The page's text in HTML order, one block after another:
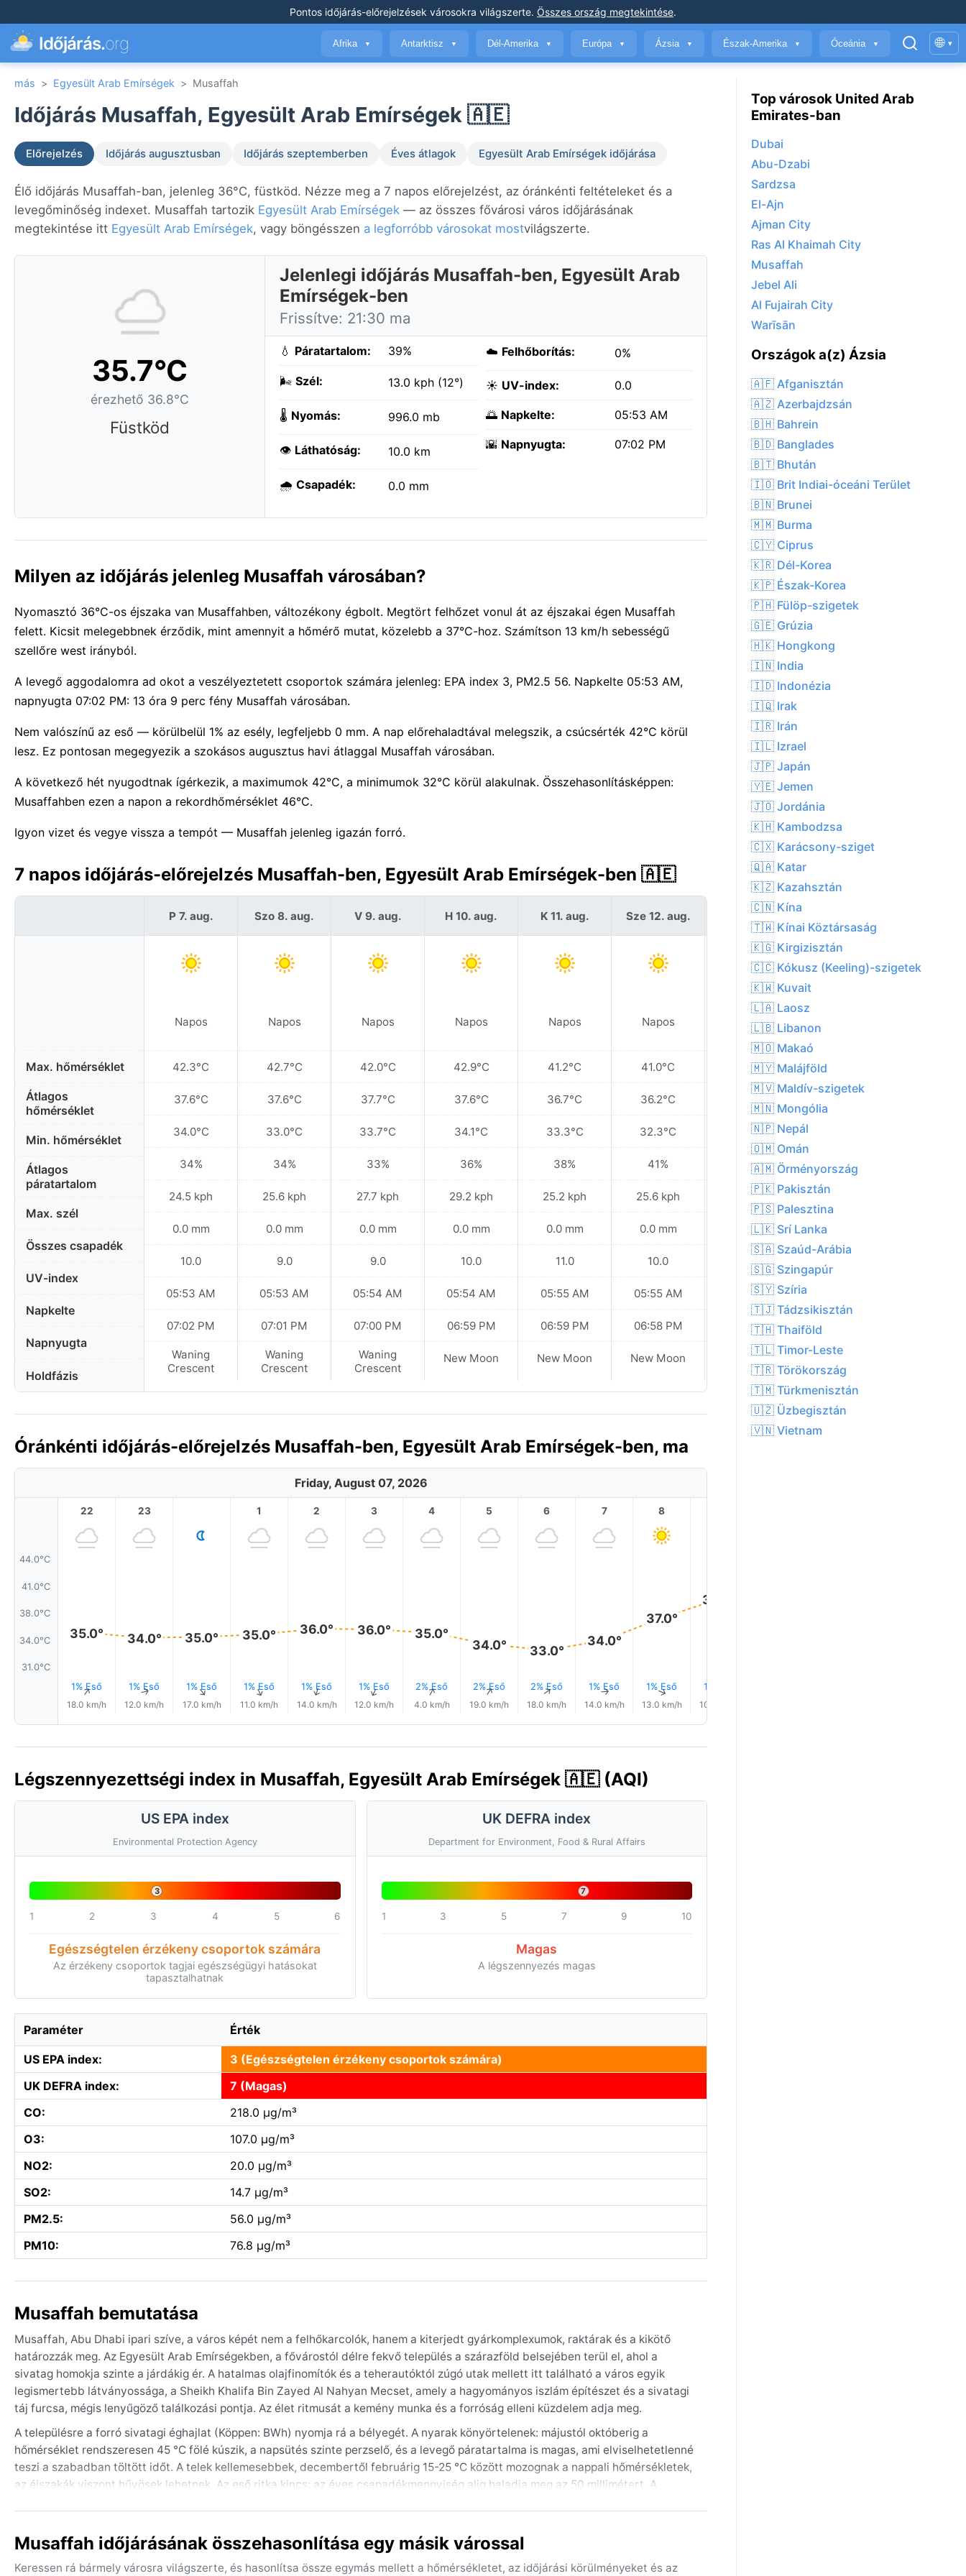
Pontos időjárás-előrejelzések városokra világszerte. Összes ország megtekintése.
Időjárás.org Afrika ▼ Antarktisz ▼ Dél-Amerika ▼ Európa ▼ Ázsia ▼ Észak-Amerika ▼ Óceánia ▼ 🌐 ▾
más > Egyesült Arab Emírségek > Musaffah
Időjárás Musaffah, Egyesült Arab Emírségek 🇦🇪
Előrejelzés Időjárás augusztusban Időjárás szeptemberben Éves átlagok Egyesült Arab Emírségek időjárása
Élő időjárás Musaffah-ban, jelenleg 36°C, füstköd. Nézze meg a 7 napos előrejelzést, az óránkénti feltételeket és a
levegőminőség indexet. Musaffah tartozik Egyesült Arab Emírségek — az összes fővárosi város időjárásának
megtekintése itt Egyesült Arab Emírségek, vagy böngésszen a legforróbb városokat mostvilágszerte.
35.7°C
érezhető 36.8°C
Füstköd
Jelenlegi időjárás Musaffah-ben, Egyesült Arab
Emírségek-ben
Frissítve: 21:30 ma
💧 Páratartalom: 39%
🌬️ Szél: 13.0 kph (12°)
🌡️ Nyomás: 996.0 mb
👁️ Láthatóság: 10.0 km
🌧️ Csapadék: 0.0 mm
☁️ Felhőborítás: 0%
☀️ UV-index: 0.0
🌅 Napkelte: 05:53 AM
🌇 Napnyugta: 07:02 PM
Milyen az időjárás jelenleg Musaffah városában?
Nyomasztó 36°C-os éjszaka van Musaffahben, változékony égbolt. Megtört felhőzet vonul át az éjszakai égen Musaffah
felett. Kicsit melegebbnek érződik, mint amennyit a hőmérő mutat, közelebb a 37°C-hoz. Számítson 13 km/h sebességű
szellőre west irányból.
A levegő aggodalomra ad okot a veszélyeztetett csoportok számára jelenleg: EPA index 3, PM2.5 56. Napkelte 05:53 AM,
napnyugta 07:02 PM: 13 óra 9 perc fény Musaffah városában.
Nem valószínű az eső — körülbelül 1% az esély, legfeljebb 0 mm. A nap előrehaladtával melegszik, a csúcsérték 42°C körül
lesz. Ez pontosan megegyezik a szokásos augusztus havi átlaggal Musaffah városában.
A következő hét nyugodtnak ígérkezik, a maximumok 42°C, a minimumok 32°C körül alakulnak. Összehasonlításképpen:
Musaffahben ezen a napon a rekordhőmérséklet 46°C.
Igyon vizet és vegye vissza a tempót — Musaffah jelenleg igazán forró.
7 napos időjárás-előrejelzés Musaffah-ben, Egyesült Arab Emírségek-ben 🇦🇪
Max. hőmérséklet
Átlagos
hőmérséklet
Min. hőmérséklet
Átlagos
páratartalom
Max. szél
Összes csapadék
UV-index
Napkelte
Napnyugta
Holdfázis
P 7. aug.
Napos
42.3°C
37.6°C
34.0°C
34%
24.5 kph
0.0 mm
10.0
05:53 AM
07:02 PM
Waning
Crescent
Szo 8. aug.
Napos
42.7°C
37.6°C
33.0°C
34%
25.6 kph
0.0 mm
9.0
05:53 AM
07:01 PM
Waning
Crescent
V 9. aug.
Napos
42.0°C
37.7°C
33.7°C
33%
27.7 kph
0.0 mm
9.0
05:54 AM
07:00 PM
Waning
Crescent
H 10. aug.
Napos
42.9°C
37.6°C
34.1°C
36%
29.2 kph
0.0 mm
10.0
05:54 AM
06:59 PM
New Moon
K 11. aug.
Napos
41.2°C
36.7°C
33.3°C
38%
25.2 kph
0.0 mm
11.0
05:55 AM
06:59 PM
New Moon
Sze 12. aug.
Napos
41.0°C
36.2°C
32.3°C
41%
25.6 kph
0.0 mm
10.0
05:55 AM
06:58 PM
New Moon
Cs 13. aug.
Napos
44.6°C
32.3°C
36%
25.6 kph
0.0 mm
10.0
05:55 AM
06:57 PM
New Moon
Óránkénti időjárás-előrejelzés Musaffah-ben, Egyesült Arab Emírségek-ben, ma
Friday, August 07, 2026
44.0°C
41.0°C
38.0°C
34.0°C
31.0°C
22
35.0°
1% Eső
↑
18.0 km/h
23
34.0°
1% Eső
↑
12.0 km/h
35.0°
1% Eső
↑
17.0 km/h
1
35.0°
1% Eső
↑
11.0 km/h
2
36.0°
1% Eső
↑
14.0 km/h
3
36.0°
1% Eső
↑
12.0 km/h
4
35.0°
2% Eső
↑
4.0 km/h
5
34.0°
2% Eső
↑
19.0 km/h
6
33.0°
2% Eső
↑
18.0 km/h
7
34.0°
1% Eső
↑
14.0 km/h
8
37.0°
1% Eső
↑
13.0 km/h
39.0°
1% Eső
10.0 km/h
Légszennyezettségi index in Musaffah, Egyesült Arab Emírségek 🇦🇪 (AQI)
US EPA index
Environmental Protection Agency
3
1 2 3 4 5 6
Egészségtelen érzékeny csoportok számára
Az érzékeny csoportok tagjai egészségügyi hatásokat
tapasztalhatnak
UK DEFRA index
Department for Environment, Food & Rural Affairs
7
1 3 5 7 9 10
Magas
A légszennyezés magas
Paraméter Érték
US EPA index:
3 (Egészségtelen érzékeny csoportok számára)
UK DEFRA index:
7 (Magas)
CO:
218.0 µg/m³
O3:
107.0 µg/m³
NO2:
20.0 µg/m³
SO2:
14.7 µg/m³
PM2.5:
56.0 µg/m³
PM10:
76.8 µg/m³
Musaffah bemutatása
Musaffah, Abu Dhabi ipari szíve, a város képét nem a felhőkarcolók, hanem a kiterjedt gyárkomplexumok, raktárak és a kikötő
határozzák meg. Az Egyesült Arab Emírségekben, a fővárostól délre fekvő település a szárazföld belsejében terül el, ahol a
sivatag homokja szinte a járdákig ér. A hatalmas olajfinomítók és a teherautóktól zúgó utak mellett itt található a város egyik
legismertebb látványossága, a Sheikh Khalifa Bin Zayed Al Nahyan Mecset, amely a hagyományos iszlám építészet és a sivatagi
táj furcsa, mégis lenyűgöző találkozási pontja. Az élet ritmusát a kemény munka és a forróság elleni küzdelem adja meg.
A településre a forró sivatagi éghajlat (Köppen: BWh) nyomja rá a bélyegét. A nyarak könyörtelenek: májustól októberig a
hőmérséklet rendszeresen 45 °C fölé kúszik, a napsütés szinte perzselő, és a levegő páratartalma is magas, ami elviselhetetlenné
teszi a szabadban töltött időt. A telek kellemesebbek, decembertől februárig 15-25 °C között mozognak a nappali hőmérsékletek,
az éjszakák viszont hűvösek lehetnek. Az eső ritka kincs; az éves csapadékmennyiség alig haladja meg az 50 millimétert. A
Az utazás szempontjából a legideálisabb időszak a november és március közötti hónapok, amikor a forróság enyhül, és a
szabadban is el lehet tölteni némi időt. A nyár szinte elviselhetetlen, ezért a legtöbben ilyenkor kerülik a térséget. A jellegzetes
Musaffah időjárásának összehasonlítása egy másik várossal
Keressen rá bármely városra világszerte, és hasonlítsa össze egymás mellett a hőmérsékletet, az időjárási körülményeket és az
Top városok United Arab
Emirates-ban
Dubai
Abu-Dzabi
Sardzsa
El-Ajn
Ajman City
Ras Al Khaimah City
Musaffah
Jebel Ali
Al Fujairah City
Warīsān
Országok a(z) Ázsia
🇦🇫 Afganisztán
🇦🇿 Azerbajdzsán
🇧🇭 Bahrein
🇧🇩 Banglades
🇧🇹 Bhután
🇮🇴 Brit Indiai-óceáni Terület
🇧🇳 Brunei
🇲🇲 Burma
🇨🇾 Ciprus
🇰🇷 Dél-Korea
🇰🇵 Észak-Korea
🇵🇭 Fülöp-szigetek
🇬🇪 Grúzia
🇭🇰 Hongkong
🇮🇳 India
🇮🇩 Indonézia
🇮🇶 Irak
🇮🇷 Irán
🇮🇱 Izrael
🇯🇵 Japán
🇾🇪 Jemen
🇯🇴 Jordánia
🇰🇭 Kambodzsa
🇨🇽 Karácsony-sziget
🇶🇦 Katar
🇰🇿 Kazahsztán
🇨🇳 Kína
🇹🇼 Kínai Köztársaság
🇰🇬 Kirgizisztán
🇨🇨 Kókusz (Keeling)-szigetek
🇰🇼 Kuvait
🇱🇦 Laosz
🇱🇧 Libanon
🇲🇴 Makaó
🇲🇾 Malájföld
🇲🇻 Maldív-szigetek
🇲🇳 Mongólia
🇳🇵 Nepál
🇴🇲 Omán
🇦🇲 Örményország
🇵🇰 Pakisztán
🇵🇸 Palesztina
🇱🇰 Srí Lanka
🇸🇦 Szaúd-Arábia
🇸🇬 Szingapúr
🇸🇾 Szíria
🇹🇯 Tádzsikisztán
🇹🇭 Thaiföld
🇹🇱 Timor-Leste
🇹🇷 Törökország
🇹🇲 Türkmenisztán
🇺🇿 Üzbegisztán
🇻🇳 Vietnam